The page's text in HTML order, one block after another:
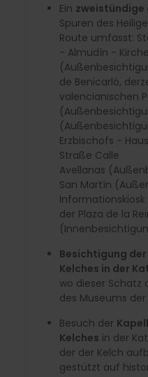
Ein zweistündige
Spuren des
Route umfasst:
- Almudín -
de Benicarló,
valencianischen
Erzbischofs -
Straße Calle
Avellanas
San Martín
Informationskiosk
der Plaza de la
Besichtigung
Kelches in der
wo dieser Schatz
des Museums
Besuch der
Kelches in der
der der Kelch
gestützt auf